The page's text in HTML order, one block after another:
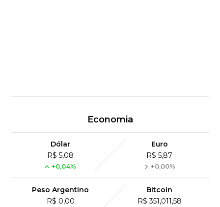
Economia
Dólar
R$ 5,08
+0,04%
Euro
R$ 5,87
+0,00%
Peso Argentino
R$ 0,00
Bitcoin
R$ 351,011,58